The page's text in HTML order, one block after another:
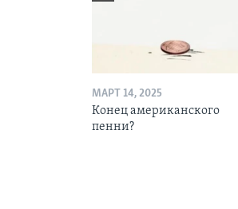
МАРТ 14, 2025
Конец американского
пенни?